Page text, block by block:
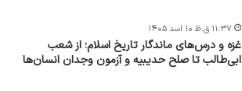
غزه و درس‌های ماندگار تاریخ اسلام؛ از شعب
ابی‌طالب تا صلح حدیبیه و آزمون وجدان انسان‌ها
۱۱:۳۷ ق.ظ ۱۰ اسد ۱۴۰۵